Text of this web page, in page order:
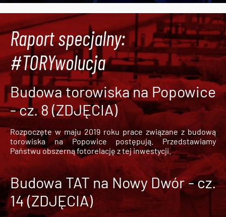
Raport specjalny:
#TORYwolucja
Budowa torowiska na Popowice
- cz. 8 (ZDJĘCIA)
Rozpoczęte w maju 2019 roku prace związane z budową
torowiska na Popowice
postępują. Przedstawiamy
Państwu obszerną fotorelację z tej inwestycji.
Budowa TAT na Nowy Dwór - cz.
14 (ZDJĘCIA)